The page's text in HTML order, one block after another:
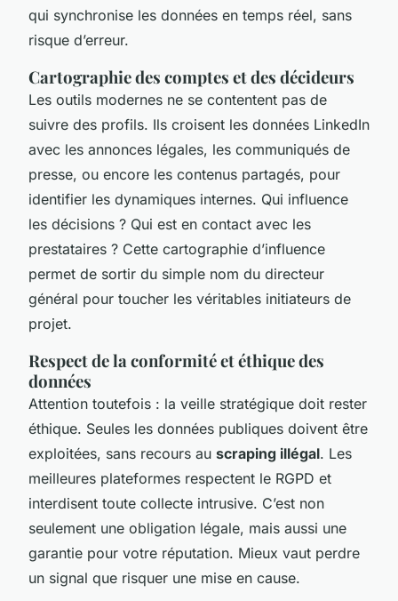
qui synchronise les données en temps réel, sans
risque d’erreur.
Cartographie des comptes et des décideurs
Les outils modernes ne se contentent pas de
suivre des profils. Ils croisent les données LinkedIn
avec les annonces légales, les communiqués de
presse, ou encore les contenus partagés, pour
identifier les dynamiques internes. Qui influence
les décisions ? Qui est en contact avec les
prestataires ? Cette cartographie d’influence
permet de sortir du simple nom du directeur
général pour toucher les véritables initiateurs de
projet.
Respect de la conformité et éthique des
données
Attention toutefois : la veille stratégique doit rester
éthique. Seules les données publiques doivent être
exploitées, sans recours au scraping illégal. Les
meilleures plateformes respectent le RGPD et
interdisent toute collecte intrusive. C’est non
seulement une obligation légale, mais aussi une
garantie pour votre réputation. Mieux vaut perdre
un signal que risquer une mise en cause.